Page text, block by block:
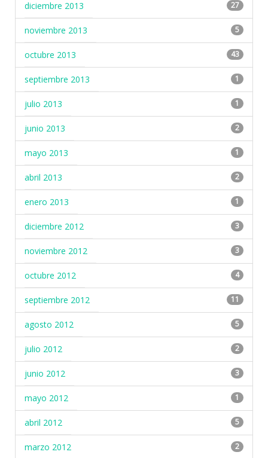
diciembre 2013 27
noviembre 2013 5
octubre 2013 43
septiembre 2013 1
julio 2013 1
junio 2013 2
mayo 2013 1
abril 2013 2
enero 2013 1
diciembre 2012 3
noviembre 2012 3
octubre 2012 4
septiembre 2012 11
agosto 2012 5
julio 2012 2
junio 2012 3
mayo 2012 1
abril 2012 5
marzo 2012 2